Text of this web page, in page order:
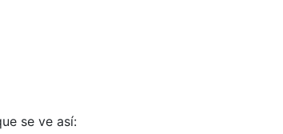
se ve así: